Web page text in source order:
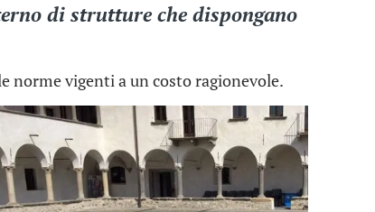
di strutture che dispongano
norme vigenti a un costo ragionevole.